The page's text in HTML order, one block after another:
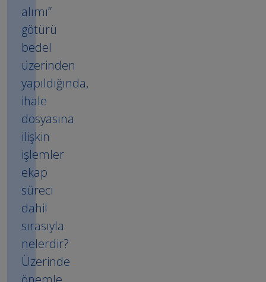
alımı”
götürü
bedel
üzerinden
yapıldığında,
ihale
dosyasına
ilişkin
işlemler
ekap
süreci
dahil
sırasıyla
nelerdir?
Üzerinde